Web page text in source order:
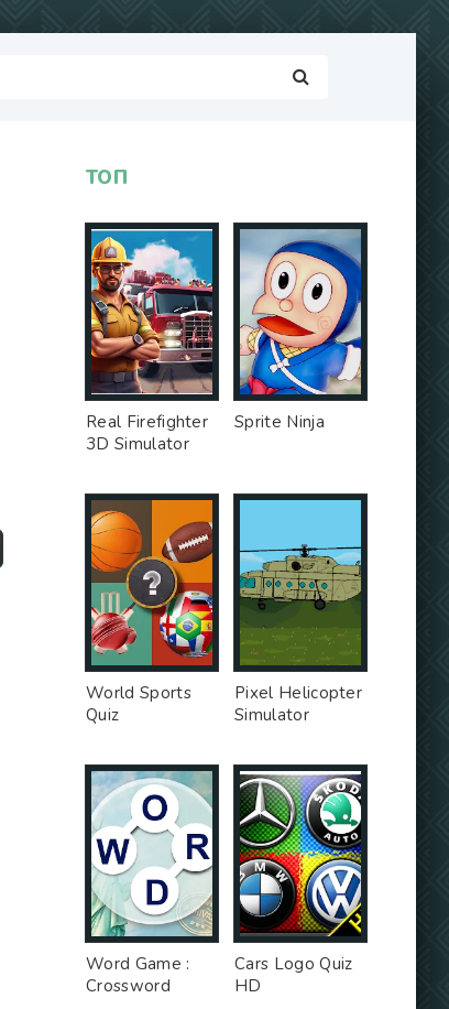
ТОП
Real Firefighter
3D Simulator
Sprite Ninja
World Sports
Quiz
Pixel Helicopter
Simulator
Word Game :
Crossword
Cars Logo Quiz
HD